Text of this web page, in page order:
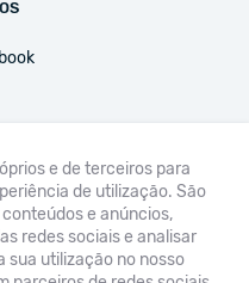
ETUCE EI-IE CSI
de Privacidade
e de terceiros para
de utilização. São
e anúncios,
redes sociais e analisar
sua utilização no nosso